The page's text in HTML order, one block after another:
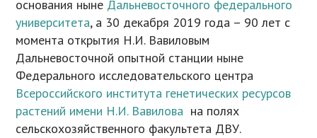
основания ныне Дальневосточного федерального
университета, а 30 декабря 2019 года – 90 лет с
момента открытия Н.И. Вавиловым
Дальневосточной опытной станции ныне
Федерального исследовательского центра
Всероссийского института генетических ресурсов
растений имени Н.И. Вавилова на полях
сельскохозяйственного факультета ДВУ.